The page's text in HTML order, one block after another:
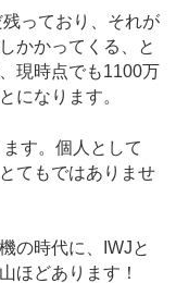
っており、それが
かかってくる、と
現時点でも1100万
になります。
す。個人として
てもではありませ
の時代に、IWJと
ほどあります！